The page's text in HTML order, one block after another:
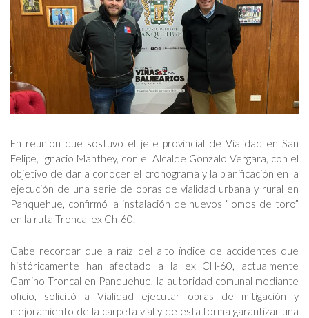
En reunión que sostuvo el jefe provincial de Vialidad en San
Felipe, Ignacio Manthey, con el Alcalde Gonzalo Vergara, con el
objetivo de dar a conocer el cronograma y la planificación en la
ejecución de una serie de obras de vialidad urbana y rural en
Panquehue, confirmó la instalación de nuevos “lomos de toro”
en la ruta Troncal ex Ch-60.
Cabe recordar que a raíz del alto índice de accidentes que
históricamente han afectado a la ex CH-60, actualmente
Camino Troncal en Panquehue, la autoridad comunal mediante
oficio, solicitó a Vialidad ejecutar obras de mitigación y
mejoramiento de la carpeta vial y de esta forma garantizar una